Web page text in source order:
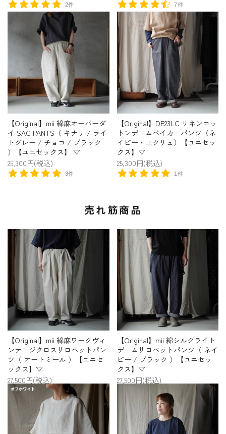
2件 7件
【Original】mii 綿麻オーバーダ
イ SAC PANTS（ キナリ / ライ
トグレー / チョコ / ブラック
）【ユニセックス】 ▽
25,300円(税込)
3件
【Original】DE23LC リネンコッ
トンデニムベイカーパンツ（ネ
イビー・エクリュ）【ユニセッ
クス】▽
25,300円(税込)
1件
売れ筋商品
【Original】mii 綿麻ワークヴィ
ンテージクロスサロペットパン
ツ（ オートミール ）【ユニセ
ックス】▽
27,500円(税込)
【Original】mii 綿シルクライト
デニムサロペットパンツ（ ネイ
ビー / ブラック ）【ユニセッ
クス】▽
27,500円(税込)